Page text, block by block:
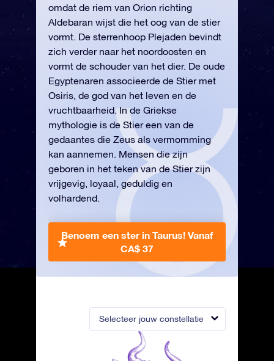
Selecteer jouw constellatie
omdat de riem van Orion richting
Aldebaran wijst die het oog van de stier
vormt. De sterrenhoop Plejaden bevindt
zich verder naar het noordoosten en
vormt de schouder van het dier. De oude
Egyptenaren associeerde de Stier met
Osiris, de god van het leven en de
vruchtbaarheid. In de Griekse
mythologie is de Stier een van de
gedaantes die Zeus als vermomming
kan aannemen. Mensen die zijn
geboren in het teken van de Stier zijn
vrijgevig, loyaal, geduldig en
volhardend.
Benoem een ster in Taurus! Vanaf
CA$ 37